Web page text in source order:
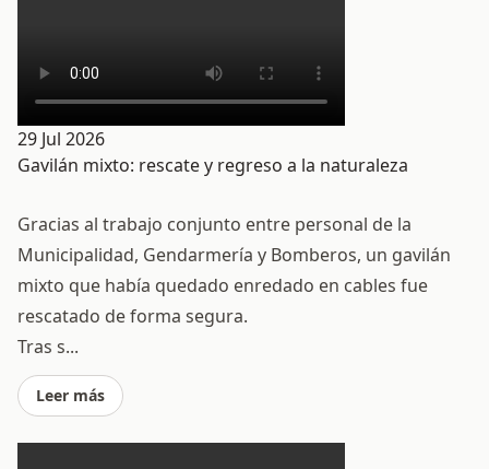
29 Jul 2026
Gavilán mixto: rescate y regreso a la naturaleza
Gracias al trabajo conjunto entre personal de la
Municipalidad, Gendarmería y Bomberos, un gavilán
mixto que había quedado enredado en cables fue
rescatado de forma segura.
Tras s...
Leer más